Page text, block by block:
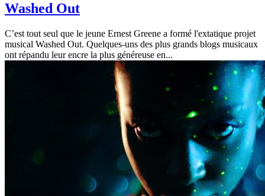
Washed Out
C’est tout seul que le jeune Ernest Greene a formé l'extatique projet
musical Washed Out. Quelques-uns des plus grands blogs musicaux
ont répandu leur encre la plus généreuse en...